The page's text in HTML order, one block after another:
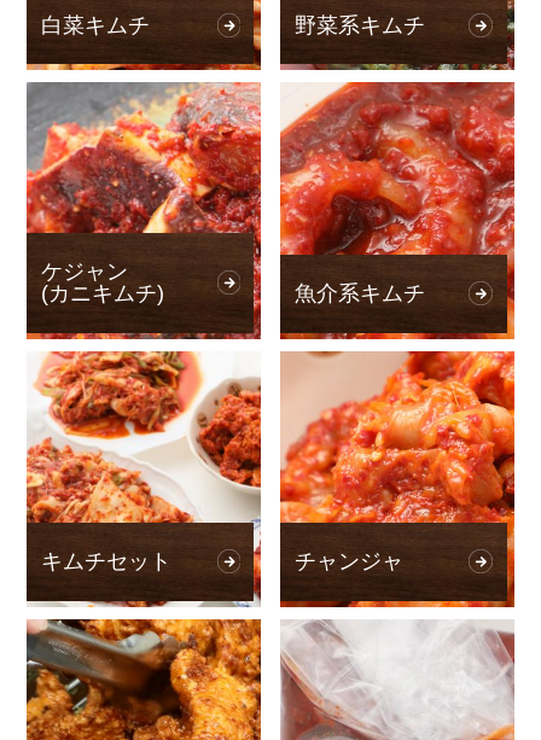
白菜キムチ 野菜系キムチ
ケジャン
(カニキムチ)
魚介系キムチ
キムチセット チャンジャ